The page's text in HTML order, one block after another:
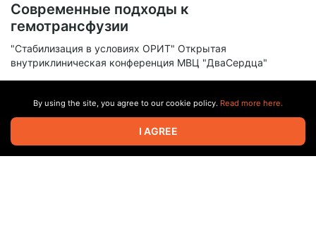
Современные подходы к
гемотрансфузии
"Стабилизация в условиях ОРИТ" Открытая
внутриклиническая конференция МВЦ "ДваСердца"
By using the site, you agree to our cookie policy. Read more here.
I AGREE